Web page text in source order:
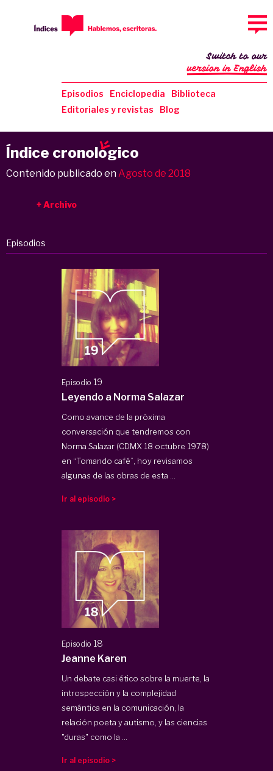
Episodios Enciclopedia
Biblioteca
Editoriales y revistas
Blog
Switch to our
version in English
Índice cronologico
Contenido publicado en Agosto de 2018
Archivo
Episodios
Episodio 19
Leyendo a Norma Salazar
Como avance de la próxima
conversación que tendremos con
Norma Salazar (CDMX 18 octubre 1978)
en “Tomando café”, hoy revisamos
algunas de las obras de esta ...
Ir al episodio >
Episodio 18
Jeanne Karen
Un debate casi ético sobre la muerte, la
introspección y la complejidad
semántica en la comunicación, la
relación poeta y autismo, y las ciencias
"duras" como la ...
Ir al episodio >